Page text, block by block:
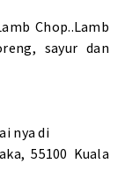
Chop..Lamb
sayur dan
nya di
55100 Kuala